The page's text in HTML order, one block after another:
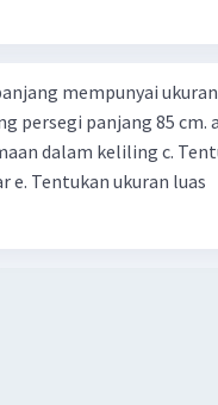
mempunyai
persegi panjang 85
dalam keliling c.
e. Tentukan ukuran luas